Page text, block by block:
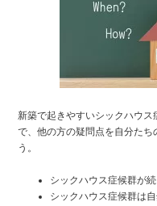
新築で起きやすいシックハウ
で、他の方の疑問点を自分たち
う。
シックハウス症候群が
シックハウス症候群は